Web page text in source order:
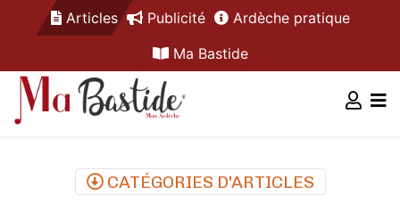
Articles Publicité
Ardèche pratique
Ma Bastide
CATÉGORIES D'ARTICLES